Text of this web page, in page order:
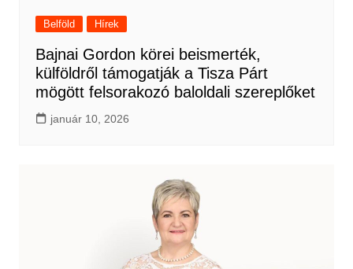
Belföld Hírek
Bajnai Gordon körei beismerték,
külföldről támogatják a Tisza Párt
mögött felsorakozó baloldali szereplőket
január 10, 2026